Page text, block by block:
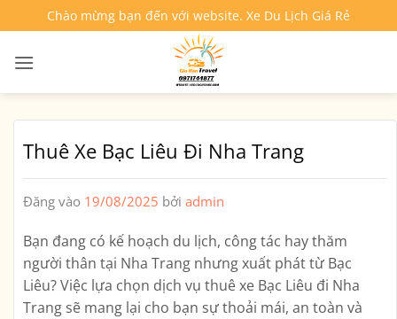
qua
nội
Chào mừng bạn đến với website. Xe Du Lịch Giá Rẻ
Thuê Xe Bạc Liêu Đi Nha Trang
Đăng vào 19/08/2025 bởi admin
Bạn đang có kế hoạch du lịch, công tác hay thăm
người thân tại Nha Trang nhưng xuất phát từ Bạc
Liêu? Việc lựa chọn dịch vụ thuê xe Bạc Liêu đi Nha
Trang sẽ mang lại cho bạn sự thoải mái, an toàn và